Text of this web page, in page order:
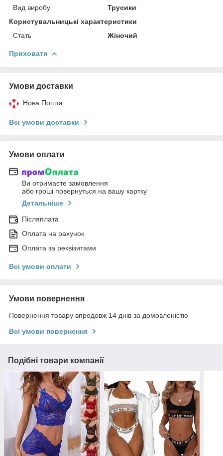
Вид виробу
Трусики
Користувальницькі характеристики
Стать
Жіночий
Приховати
Умови доставки
Нова Пошта
Всі умови доставки
Умови оплати
Ви отримаєте замовлення
або гроші повернуться на вашу картку
Детальніше
Післяплата
Оплата на рахунок
Оплата за реквізитами
Всі умови оплати
Умови повернення
Повернення товару впродовж 14 днів за домовленістю
Всі умови повернення
Подібні товари компанії